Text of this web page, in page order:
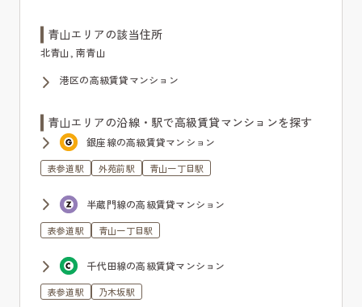
青山エリアの該当住所
北青山, 南青山
港区の高級賃貸マンション
青山エリアの沿線・駅で高級賃貸マンションを探す
銀座線の高級賃貸マンション
表参道駅 外苑前駅 青山一丁目駅
半蔵門線の高級賃貸マンション
表参道駅 青山一丁目駅
千代田線の高級賃貸マンション
表参道駅 乃木坂駅